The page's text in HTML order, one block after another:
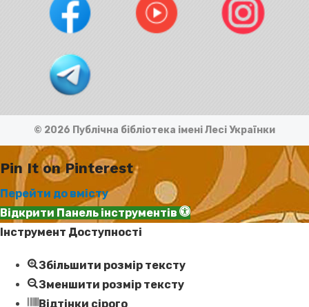
© 2026 Публічна бібліотека імені Лесі Українки
Pin It on Pinterest
Перейти до вмісту
Відкрити Панель інструментів
Інструмент Доступності
Збільшити розмір тексту
Зменшити розмір тексту
Відтінки сірого